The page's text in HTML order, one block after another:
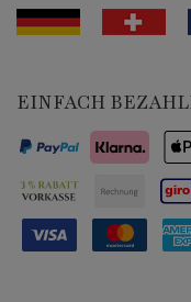
EINFACH